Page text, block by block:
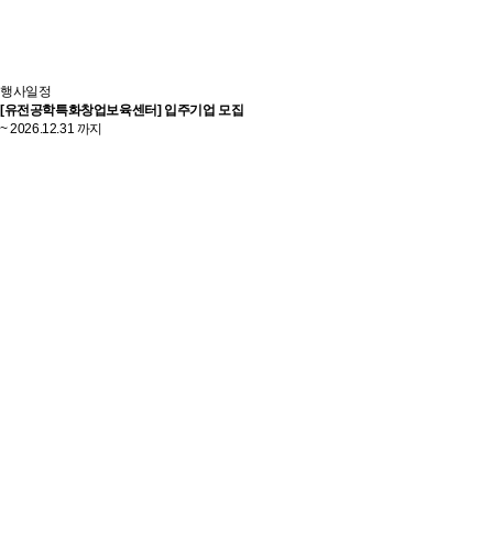
행사일정
[유전공학특화창업보육센터] 입주기업 모집
~ 2026.12.31 까지